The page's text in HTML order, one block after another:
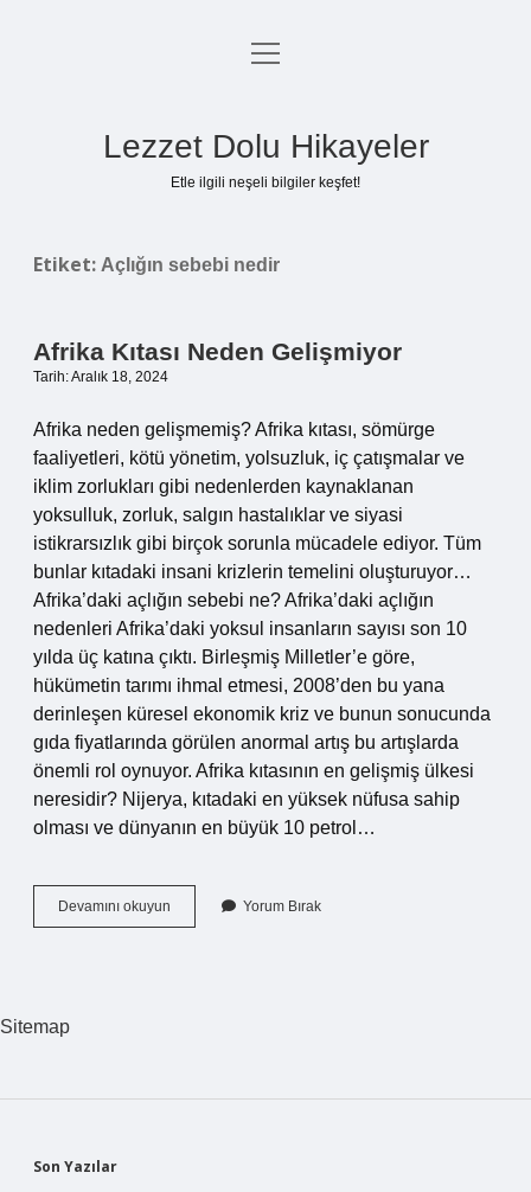
Anasayfa
menüyü
Lezzet Dolu Hikayeler
Etle ilgili neşeli bilgiler keşfet!
Etiket: Açlığın sebebi nedir
Afrika Kıtası Neden Gelişmiyor
Tarih: Aralık 18, 2024
Afrika neden gelişmemiş? Afrika kıtası, sömürge
faaliyetleri, kötü yönetim, yolsuzluk, iç çatışmalar ve
iklim zorlukları gibi nedenlerden kaynaklanan
yoksulluk, zorluk, salgın hastalıklar ve siyasi
istikrarsızlık gibi birçok sorunla mücadele ediyor. Tüm
bunlar kıtadaki insani krizlerin temelini oluşturuyor…
Afrika’daki açlığın sebebi ne? Afrika’daki açlığın
nedenleri Afrika’daki yoksul insanların sayısı son 10
yılda üç katına çıktı. Birleşmiş Milletler’e göre,
hükümetin tarımı ihmal etmesi, 2008’den bu yana
derinleşen küresel ekonomik kriz ve bunun sonucunda
gıda fiyatlarında görülen anormal artış bu artışlarda
önemli rol oynuyor. Afrika kıtasının en gelişmiş ülkesi
neresidir? Nijerya, kıtadaki en yüksek nüfusa sahip
olması ve dünyanın en büyük 10 petrol…
Devamını okuyun
Kıtası
Yorum Bırak
Sitemap
Son Yazılar